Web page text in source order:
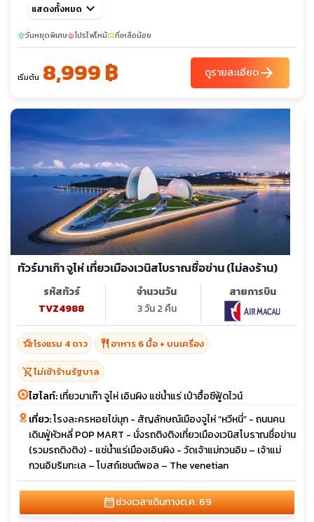
แสดงทั้งหมด keyboard_arrow_down
sunnyวันหยุดพิเศษlocal_fire_departmentโปรไฟไหม้confirmation_numberที่เหลือน้อย
เริ่มต้น 8,999 ฿ ดูรายละเอียดarrow_forward
ทัวร์มาเก๊า จูไห่ เที่ยวเมืองเวนิสโบราณชื่อข่าน (ไม่ลงร้าน)
รหัสทัวร์
TVZ4988
จำนวนวัน
3 วัน 2 คืน
สายการบิน
hotel_classโรงแรม 4 ดาว restaurant อาหาร 6 มื้อ + บนเครื่อง
shopping_cart_offไม่เข้าร้านรัฐบาล
ไฮไลท์:เที่ยวมาเก๊า จูไห่ เอินผิง แช่น้ำแร่ เป๋าฮื้อซีฟู้ดไวน์
เที่ยว:โรงละครหอยไข่มุก - สัญลักษณ์เมืองจูไห่ “หวีหนี่” - ถนนคน
เดินฟู่หัวหลี่ POP MART - นั่งรถติงติงเที่ยวเมืองเวนิสโบราณชื่อข่าน
(รวมรถติงติง) - แช่น้ำแร่เมืองเอินผิง - วัดเจ้าแม่กวนอิม – เจ้าแม่
กวนอิมริมทะเล – โบสถ์เซนต์พอล – The venetian
calendar_monthช่วงเวลาเดินทางต.ค. 69